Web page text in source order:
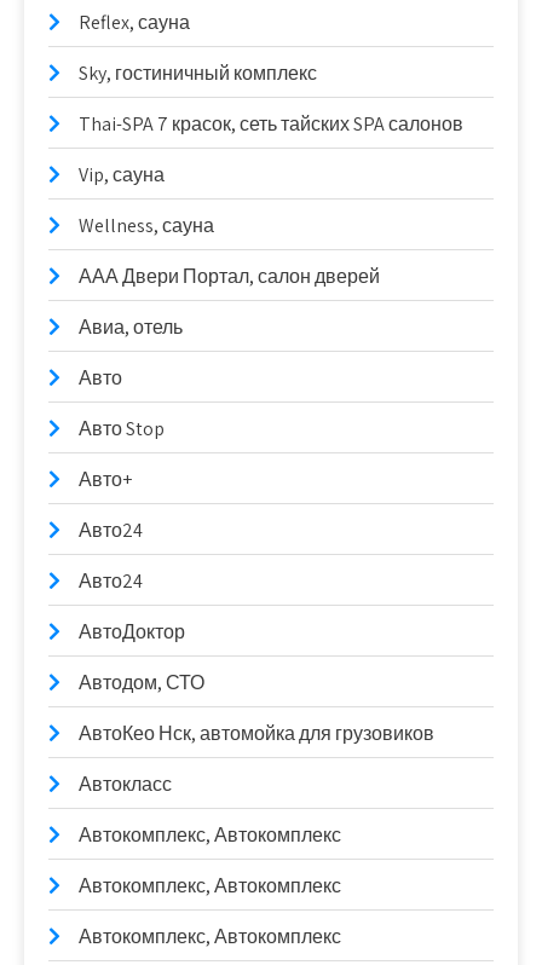
Reflex, сауна
Sky, гостиничный комплекс
Thai-SPA 7 красок, сеть тайских SPA салонов
Vip, сауна
Wellness, сауна
ААА Двери Портал, салон дверей
Авиа, отель
Авто
Авто Stop
Авто+
Авто24
Авто24
АвтоДоктор
Автодом, СТО
АвтоКео Нск, автомойка для грузовиков
Автокласс
Автокомплекс, Автокомплекс
Автокомплекс, Автокомплекс
Автокомплекс, Автокомплекс